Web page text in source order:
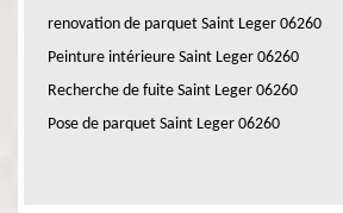
renovation de parquet Saint Leger 06260
Peinture intérieure Saint Leger 06260
Recherche de fuite Saint Leger 06260
Pose de parquet Saint Leger 06260